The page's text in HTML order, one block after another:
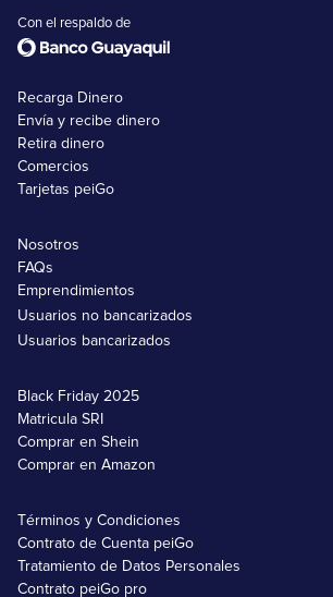
Con el respaldo de
Recarga Dinero
Envía y recibe dinero
Retira dinero
Comercios
Tarjetas peiGo
Nosotros
FAQs
Emprendimientos
Usuarios no bancarizados
Usuarios bancarizados
Black Friday 2025
Matricula SRI
Comprar en Shein
Comprar en Amazon
Términos y Condiciones
Contrato de Cuenta peiGo
Tratamiento de Datos Personales
Contrato peiGo pro